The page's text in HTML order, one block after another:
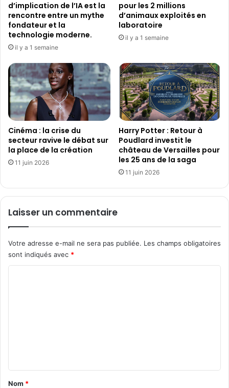
o
u
v
e
l
e
s
t
r
?
n
s
u
c
o
n
t
x
t
e
é
c
o
i
q
e
i
d’implication de l’IA est la
rencontre entre un mythe
fondateur et la
technologie moderne.
il y a 1 semaine
pour les 2 millions
d’animaux exploités en
laboratoire
il y a 1 semaine
Cinéma : la crise du
secteur ravive le débat sur
la place de la création
11 juin 2026
Harry Potter : Retour à
Poudlard investit le
château de Versailles pour
les 25 ans de la saga
11 juin 2026
Laisser un commentaire
Votre adresse e-mail ne sera pas publiée. Les champs obligatoires
sont indiqués avec *
a
Nom *